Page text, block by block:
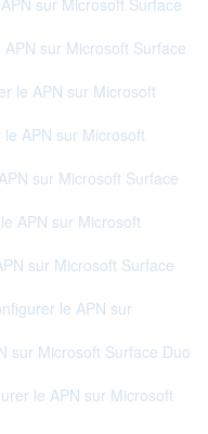
sur Microsoft Surface
sur Microsoft Surface
le APN sur Microsoft
APN sur Microsoft
sur Microsoft Surface
APN sur Microsoft
sur Microsoft Surface
le APN sur
sur Microsoft Surface Duo
le APN sur Microsoft